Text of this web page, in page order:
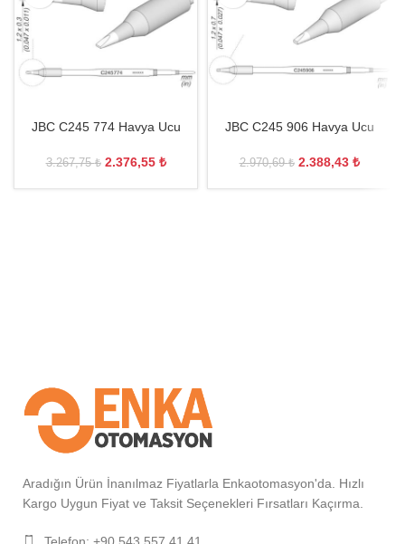
JBC C245 774 Havya Ucu
3.267,75₺ 2.376,55 ₺
JBC C245 906 Havya Ucu
2.970,69₺ 2.388,43 ₺
Aradığın Ürün İnanılmaz Fiyatlarla Enkaotomasyon'da. Hızlı
Kargo Uygun Fiyat ve Taksit Seçenekleri Fırsatları Kaçırma.